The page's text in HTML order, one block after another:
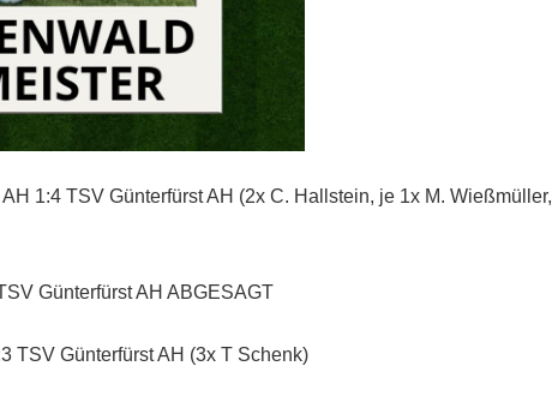
1:4 TSV Günterfürst AH (2x C. Hallstein, je 1x M. Wießmüller,
Günterfürst AH ABGESAGT
TSV Günterfürst AH (3x T Schenk)